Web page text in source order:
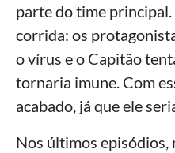
parte do time
corrida: os
o vírus e o Capitão
tornaria imune. Com
acabado, já que ele
Nos últimos episódios,